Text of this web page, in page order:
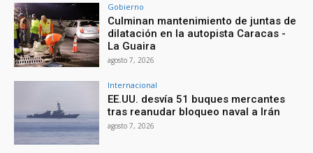
Gobierno
Culminan mantenimiento de juntas de
dilatación en la autopista Caracas -
La Guaira
agosto 7, 2026
Internacional
EE.UU. desvía 51 buques mercantes
tras reanudar bloqueo naval a Irán
agosto 7, 2026